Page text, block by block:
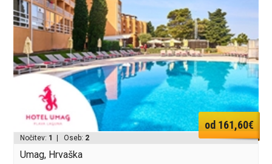
od 161,60€
Nočitev: 1 | Oseb: 2
Umag, Hrvaška